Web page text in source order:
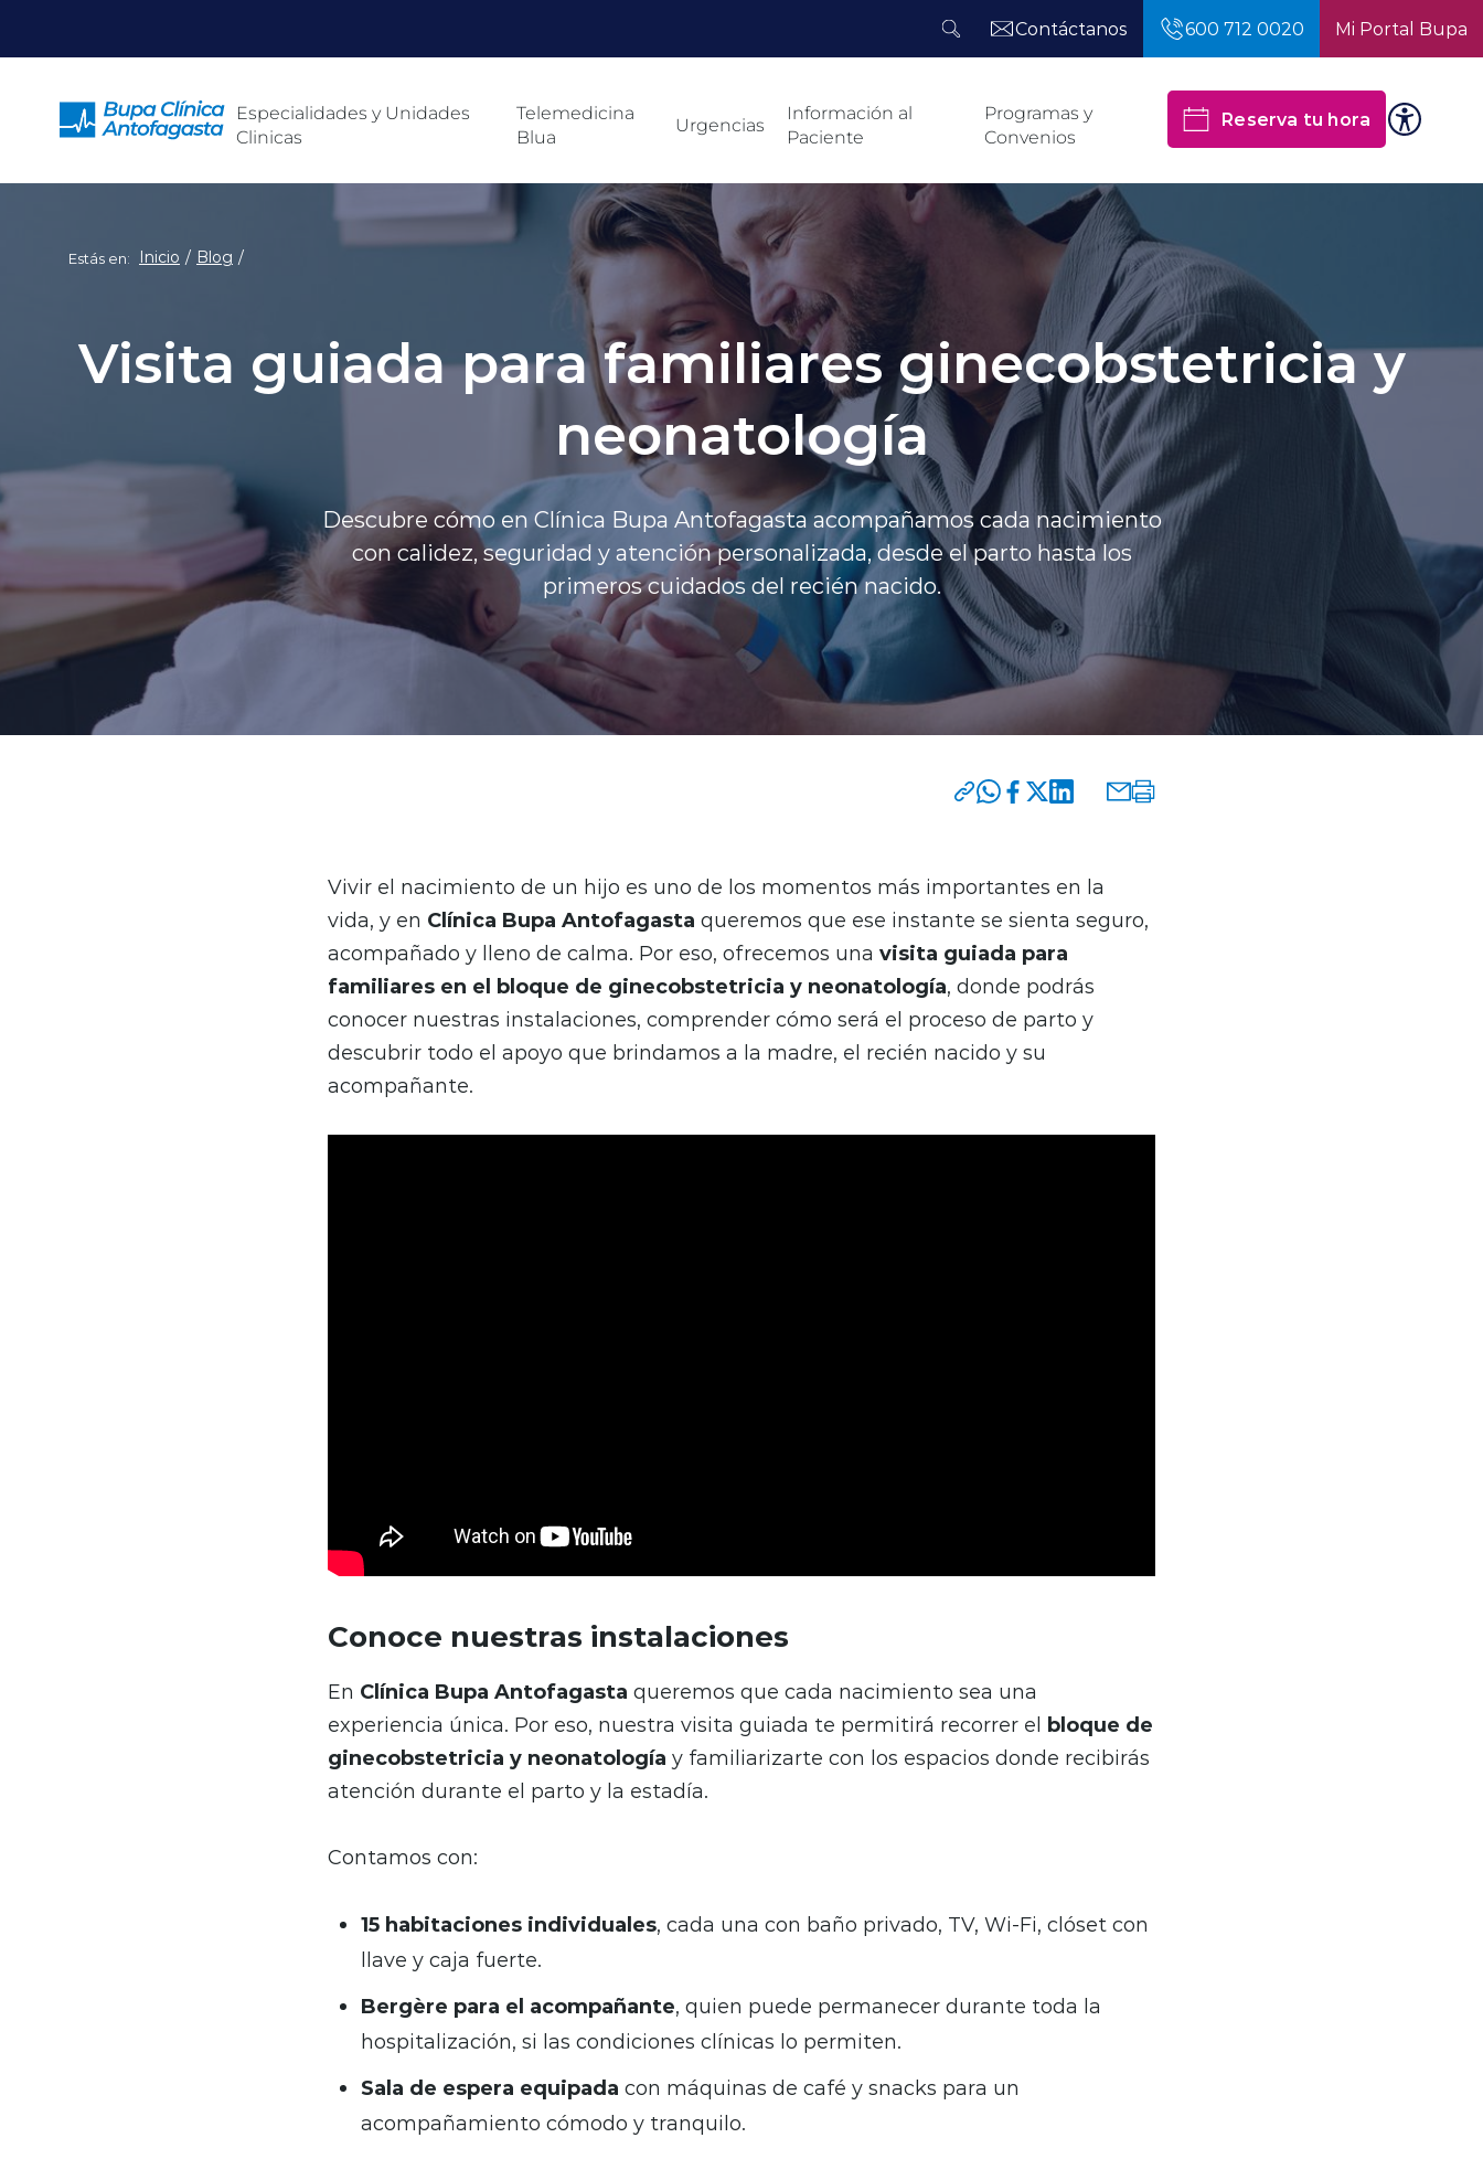
Contáctanos
600 712 0020 Mi Portal Bupa
Especialidades y Unidades
Clinicas
Telemedicina
Blua
Urgencias
Información al
Paciente
Programas y
Convenios
Reserva tu hora
Estás en: Inicio Blog
Visita guiada para familiares ginecobstetricia y
neonatología
Descubre cómo en Clínica Bupa Antofagasta acompañamos cada nacimiento
con calidez, seguridad y atención personalizada, desde el parto hasta los
primeros cuidados del recién nacido.
Vivir el nacimiento de un hijo es uno de los momentos más importantes en la
vida, y en Clínica Bupa Antofagasta queremos que ese instante se sienta seguro,
acompañado y lleno de calma. Por eso, ofrecemos una visita guiada para
familiares en el bloque de ginecobstetricia y neonatología, donde podrás
conocer nuestras instalaciones, comprender cómo será el proceso de parto y
descubrir todo el apoyo que brindamos a la madre, el recién nacido y su
acompañante.
Conoce nuestras instalaciones
En Clínica Bupa Antofagasta queremos que cada nacimiento sea una
experiencia única. Por eso, nuestra visita guiada te permitirá recorrer el bloque de
ginecobstetricia y neonatología y familiarizarte con los espacios donde recibirás
atención durante el parto y la estadía.
Contamos con:
15 habitaciones individuales, cada una con baño privado, TV, Wi-Fi, clóset con
llave y caja fuerte.
Bergère para el acompañante, quien puede permanecer durante toda la
hospitalización, si las condiciones clínicas lo permiten.
Sala de espera equipada con máquinas de café y snacks para un
acompañamiento cómodo y tranquilo.